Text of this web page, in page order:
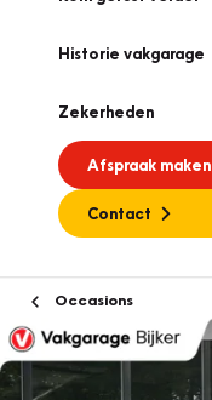
Historie vakgarage
Zekerheden
Afspraak maken
Contact
Occasions